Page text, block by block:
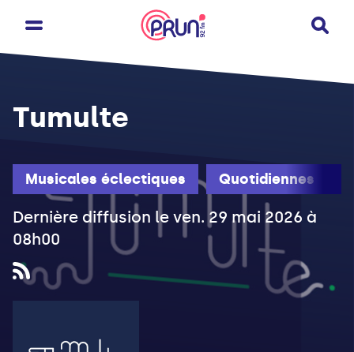
Musicales éclectiques Quotidiennes
Tumulte
Dernière diffusion le ven. 29 mai 2026 à
08h00